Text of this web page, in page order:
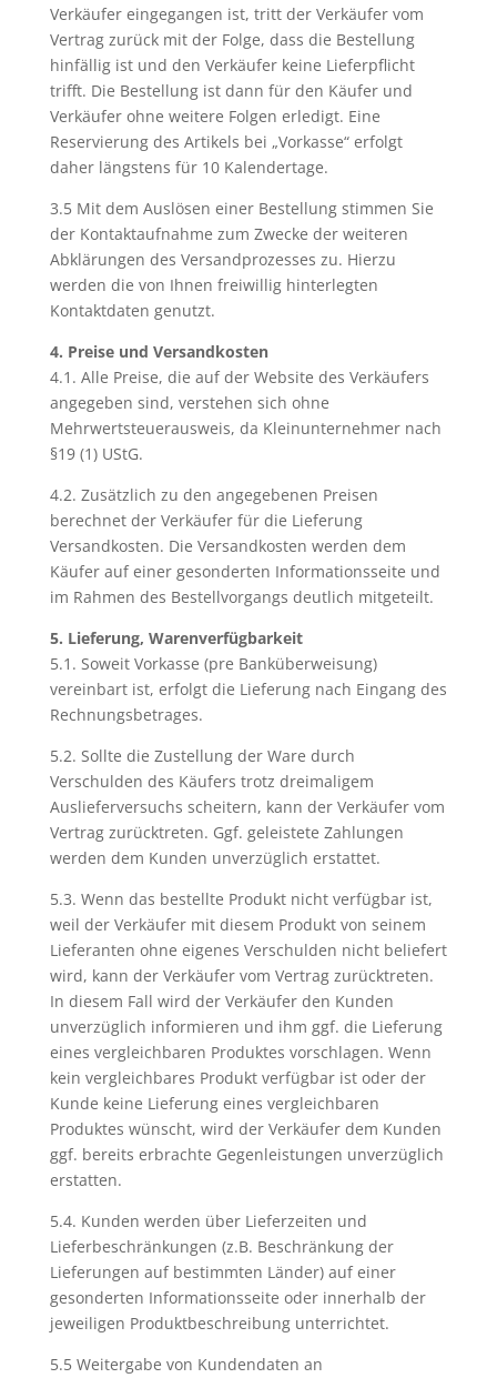
Verkäufer eingegangen ist, tritt der Verkäufer vom
Vertrag zurück mit der Folge, dass die Bestellung
hinfällig ist und den Verkäufer keine Lieferpflicht
trifft. Die Bestellung ist dann für den Käufer und
Verkäufer ohne weitere Folgen erledigt. Eine
Reservierung des Artikels bei „Vorkasse“ erfolgt
daher längstens für 10 Kalendertage.
3.5 Mit dem Auslösen einer Bestellung stimmen Sie
der Kontaktaufnahme zum Zwecke der weiteren
Abklärungen des Versandprozesses zu. Hierzu
werden die von Ihnen freiwillig hinterlegten
Kontaktdaten genutzt.
4. Preise und Versandkosten
4.1. Alle Preise, die auf der Website des Verkäufers
angegeben sind, verstehen sich ohne
Mehrwertsteuerausweis, da Kleinunternehmer nach
§19 (1) UStG.
4.2. Zusätzlich zu den angegebenen Preisen
berechnet der Verkäufer für die Lieferung
Versandkosten. Die Versandkosten werden dem
Käufer auf einer gesonderten Informationsseite und
im Rahmen des Bestellvorgangs deutlich mitgeteilt.
5. Lieferung, Warenverfügbarkeit
5.1. Soweit Vorkasse (pre Banküberweisung)
vereinbart ist, erfolgt die Lieferung nach Eingang des
Rechnungsbetrages.
5.2. Sollte die Zustellung der Ware durch
Verschulden des Käufers trotz dreimaligem
Auslieferversuchs scheitern, kann der Verkäufer vom
Vertrag zurücktreten. Ggf. geleistete Zahlungen
werden dem Kunden unverzüglich erstattet.
5.3. Wenn das bestellte Produkt nicht verfügbar ist,
weil der Verkäufer mit diesem Produkt von seinem
Lieferanten ohne eigenes Verschulden nicht beliefert
wird, kann der Verkäufer vom Vertrag zurücktreten.
In diesem Fall wird der Verkäufer den Kunden
unverzüglich informieren und ihm ggf. die Lieferung
eines vergleichbaren Produktes vorschlagen. Wenn
kein vergleichbares Produkt verfügbar ist oder der
Kunde keine Lieferung eines vergleichbaren
Produktes wünscht, wird der Verkäufer dem Kunden
ggf. bereits erbrachte Gegenleistungen unverzüglich
erstatten.
5.4. Kunden werden über Lieferzeiten und
Lieferbeschränkungen (z.B. Beschränkung der
Lieferungen auf bestimmten Länder) auf einer
gesonderten Informationsseite oder innerhalb der
jeweiligen Produktbeschreibung unterrichtet.
5.5 Weitergabe von Kundendaten an